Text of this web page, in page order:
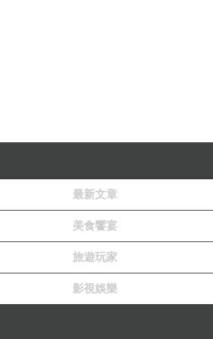
最新文章
美食饗宴
旅遊玩家
影視娛樂